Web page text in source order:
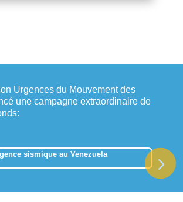
Urgences du Mouvement des
une campagne extraordinaire de
sismique au Venezuela